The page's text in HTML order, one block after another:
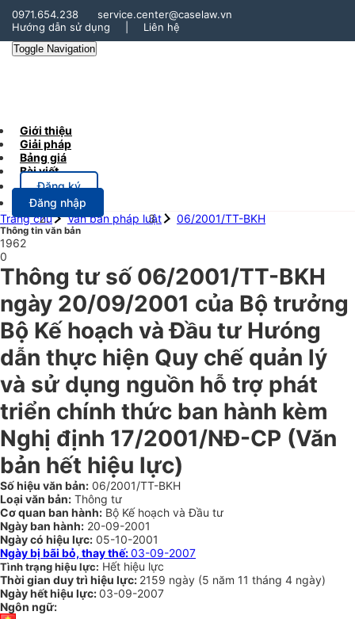
0971.654.238
service.center@caselaw.vn
Hướng dẫn sử dụng
Liên hệ
Toggle Navigation
Giới thiệu
Giải pháp
Bảng giá
Bài viết
Đăng ký
Đăng nhập
Trang chủ
Văn bản pháp luật 06/2001/TT-BKH
Thông tin văn bản
1962
0
Thông tư số 06/2001/TT-BKH
ngày 20/09/2001 của Bộ trưởng
Bộ Kế hoạch và Đầu tư Hưóng
dẫn thực hiện Quy chế quản lý
và sử dụng nguồn hỗ trợ phát
triển chính thức ban hành kèm
Nghị định 17/2001/NĐ-CP (Văn
bản hết hiệu lực)
Số hiệu văn bản: 06/2001/TT-BKH
Loại văn bản: Thông tư
Cơ quan ban hành: Bộ Kế hoạch và Đầu tư
Ngày ban hành: 20-09-2001
Ngày có hiệu lực: 05-10-2001
Ngày bị bãi bỏ, thay thế:03-09-2007
Tình trạng hiệu lực: Hết hiệu lực
Thời gian duy trì hiệu lực: 2159 ngày (5 năm 11 tháng 4 ngày)
Ngày hết hiệu lực:03-09-2007
Ngôn ngữ: